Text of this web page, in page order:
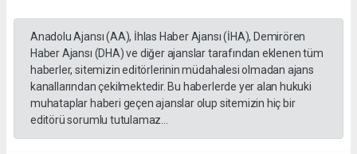
Anadolu Ajansı (AA), İhlas Haber Ajansı (İHA), Demirören
Haber Ajansı (DHA) ve diğer ajanslar tarafından eklenen tüm
haberler, sitemizin editörlerinin müdahalesi olmadan ajans
kanallarından çekilmektedir. Bu haberlerde yer alan hukuki
muhataplar haberi geçen ajanslar olup sitemizin hiç bir
editörü sorumlu tutulamaz...